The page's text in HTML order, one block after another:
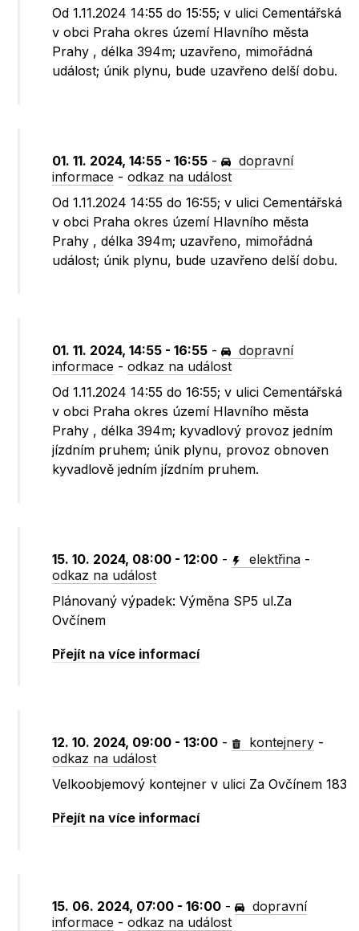
Od 1.11.2024 14:55 do 15:55; v ulici Cementářská
v obci Praha okres území Hlavního města
Prahy , délka 394m; uzavřeno, mimořádná
událost; únik plynu, bude uzavřeno delší dobu.
01. 11. 2024, 14:55 - 16:55 -
dopravní
informace -odkaz na událost
Od 1.11.2024 14:55 do 16:55; v ulici Cementářská
v obci Praha okres území Hlavního města
Prahy , délka 394m; uzavřeno, mimořádná
událost; únik plynu, bude uzavřeno delší dobu.
01. 11. 2024, 14:55 - 16:55 -
dopravní
informace -odkaz na událost
Od 1.11.2024 14:55 do 16:55; v ulici Cementářská
v obci Praha okres území Hlavního města
Prahy , délka 394m; kyvadlový provoz jedním
jízdním pruhem; únik plynu, provoz obnoven
kyvadlově jedním jízdním pruhem.
15. 10. 2024, 08:00 - 12:00 - elektřina -
odkaz na událost
Plánovaný výpadek: Výměna SP5 ul.Za
Ovčínem
Přejít na více informací
12. 10. 2024, 09:00 - 13:00 - kontejnery -
odkaz na událost
Velkoobjemový kontejner v ulici Za Ovčínem 183
Přejít na více informací
15. 06. 2024, 07:00 - 16:00 -
dopravní
informace -odkaz na událost